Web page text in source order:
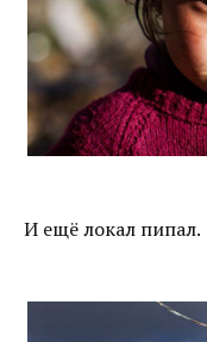
И ещё локал пипал.